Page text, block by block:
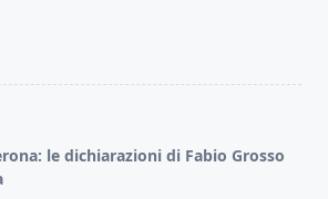
le dichiarazioni di Fabio Grosso